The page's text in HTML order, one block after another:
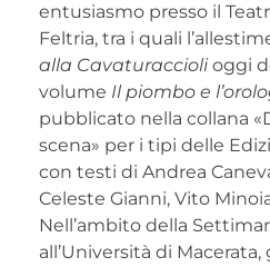
entusiasmo presso il
Feltria, tra i quali
alla Cavaturacciolioggi
volume Il piombo e
pubblicato nella collana
scena» per i tipi delle
con testi di Andrea
Celeste Gianni, Vito
Nell’ambito della
all’Università di Macerata,